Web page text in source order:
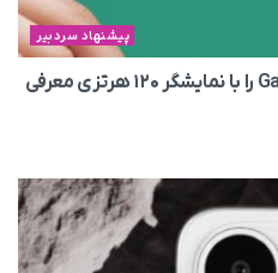
پیشنهاد سردبیر
سامسونگ گوشی Galaxy F70 Pro را با نمایشگر ۱۲۰ هرتزی معرفی